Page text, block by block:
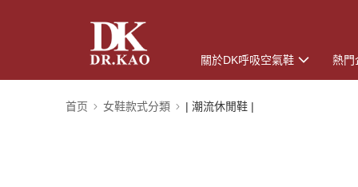
關於DK呼吸空氣鞋 熱門
首页 女鞋款式分類 | 潮流休閒鞋 |